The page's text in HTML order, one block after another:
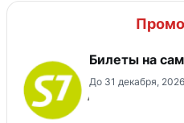
Билеты на
До 31 декабря, 2026